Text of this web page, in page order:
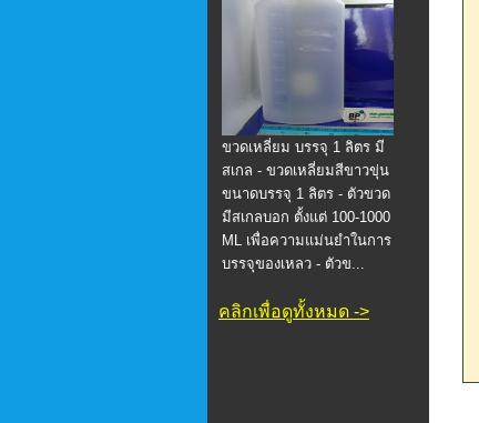
ขวดเหลี่ยม บรรจุ 1 ลิตร มี
สเกล - ขวดเหลี่ยมสีขาวขุ่น
ขนาดบรรจุ 1 ลิตร - ตัวขวด
มีสเกลบอก ตั้งแต่ 100-1000
ML เพื่อความแม่นยำในการ
บรรจุของเหลว - ตัวข...
คลิกเพื่อดูทั้งหมด ->